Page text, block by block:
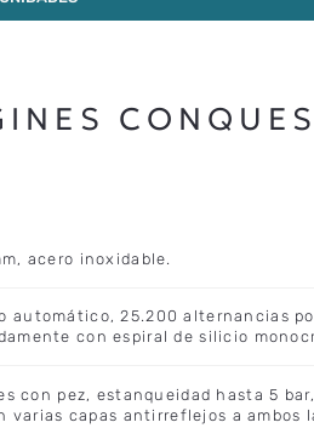
acero inoxidable.
automático, 25.200 alternancias
con espiral de silicio
con pez, estanqueidad hasta 5
varias capas antirreflejos a ambos